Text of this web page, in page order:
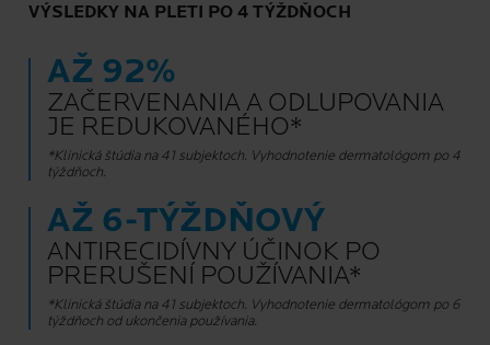
VÝSLEDKY NA PLETI PO 4 TÝŽDŇOCH
AŽ 92%
ZAČERVENANIA A ODLUPOVANIA
JE REDUKOVANÉHO*
*Klinická štúdia na 41 subjektoch. Vyhodnotenie dermatológom po 4
týždňoch.
AŽ 6-TÝŽDŇOVÝ
ANTIRECIDÍVNY ÚČINOK PO
PRERUŠENÍ POUŽÍVANIA*
*Klinická štúdia na 41 subjektoch. Vyhodnotenie dermatológom po 6
týždňoch od ukončenia používania.